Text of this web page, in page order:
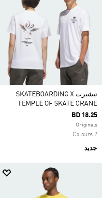
تيشيرت SKATEBOARDING X
TEMPLE OF SKATE CRANE
BD 18.25
Originals
2 Colours
جديد